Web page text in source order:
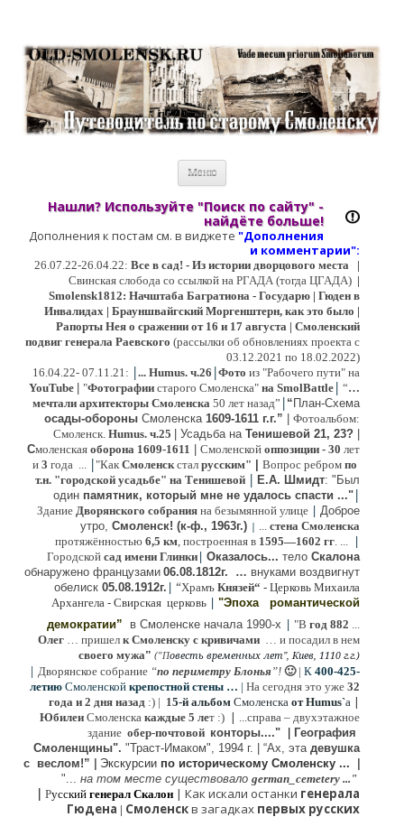
открытки, карты …
Меню
Нашли? Используйте "Поиск по сайту" -
найдёте больше!
Дополнения к постам см. в виджете "Дополнения
и комментарии":
26.07.22-26.04.22: Все в сад! - Из истории дворцового места
|
Свинская слобода со ссылкой на РГАДА (тогда ЦГАДА) |
Smolensk1812: Начштаба Багратиона - Государю | Гюден в
Инвалидах | Брауншвайгский Моргенштерн, как это было |
Рапорты Нея о сражении от 16 и 17 августа | Смоленский
подвиг генерала Раевского (рассылки об обновлениях проекта с
03.12.2021 по 18.02.2022)
16.04.22- 07.11.21: |... Humus. ч.26 |Фото из "Рабочего пути" на
YouTube
"Фотографии старого Смоленска" на SmolBattle | “…
мечтали архитекторы Смоленска 50 лет назад” | “ План-Схема
осады-обороны Смоленска 1609-1611 г.г.”
Фотоальбом:
Смоленск. Humus. ч.25 | Усадьба на Тенишевой 21, 23?
Смоленская оборона 1609-1611 Смоленской оппозиции - 30 лет
и 3 года ... |"Как Смоленскстал русским" Вопрос ребром по
т.н. "городской усадьбе" на Тенишевой | Е.А. Шмидт: "Был
один памятник, который мне не удалось спасти ..." |
Здание Дворянского собрания на безымянной улице | Доброе
утро, Смоленск! (к-ф., 1963г.) | ... стена Смоленска
протяжённостью 6,5 км, построенная в 1595—1602 гг. ... |
Городской сад имени Глинки | Оказалось... тело Скалона
обнаружено французами 06.08.1812г. … внуками воздвигнут
обелиск 05.08.1912г. | “Храмъ Князей“ - Церковь Михаила
Архангела - Свирская церковь | "Эпохаромантической
демократии” в Смоленске начала 1990-х | "В год 882 ...
Олег … пришел к Смоленску с кривичами … и посадил в нем
своего мужа" ("Повесть временных лет", Киев, 1110 г.г.)
| Дворянское собрание “по периметру Блонья”! 🙂| К 400-425-
летию Смоленской крепостной стены … | На сегодня это уже 32
года и 2 дня назад :) | 15-й альбом Смоленска от Humus`a |
Юбилеи Смоленска каждые 5 лет :) | ...справа – двухэтажное
здание обер-почтовой конторы...."
Гeография
Cмоленщины". "Траст-Имаком", 1994 г. “Ах, эта девушка
с веслом!”
Экскурсии по историческому Смоленску ...
"... на том месте существовало german_cemetery ..."
| Русский генерал Скалон | Как искали останки генерала
Гюдена | Смоленскв загадках первых русских